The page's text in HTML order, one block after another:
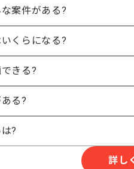
スキル
設計の作成経験
もしくはOracleの利用経験
件
有
140時間〜180時間
案件がある?
くらになる?
きる?
る?
?
詳し